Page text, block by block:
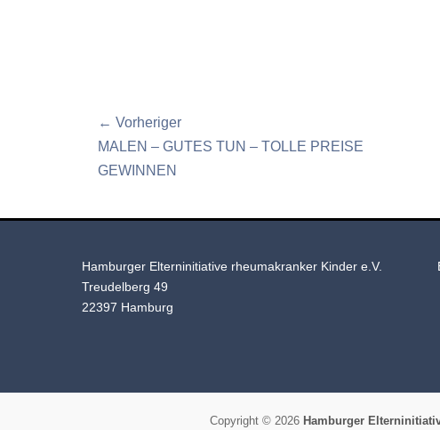
Beitragsnavigation
← Vorheriger
Vorheriger
Beitrag:
MALEN – GUTES TUN – TOLLE PREISE
GEWINNEN
Hamburger Elterninitiative rheumakranker Kinder e.V.
Treudelberg 49
22397 Hamburg
Copyright © 2026 Hamburger